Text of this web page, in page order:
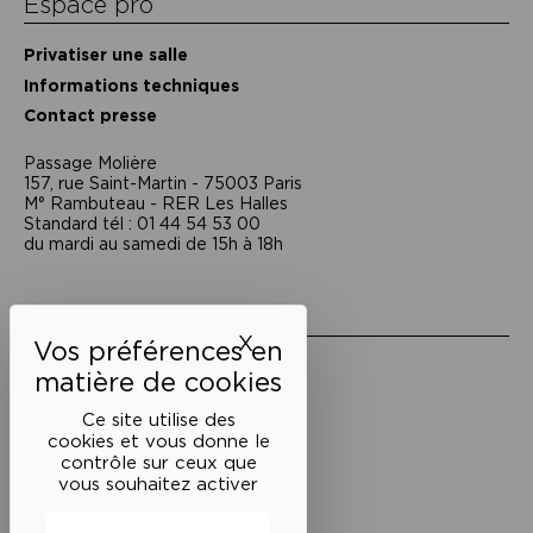
Ce site utilise des
cookies et vous donne le
contrôle sur ceux que
vous souhaitez activer
XMasquer le bandeau des
Privatiser une salle
Informations techniques
Contact presse
Passage Moliėre
157, rue Saint-Martin - 75003 Paris
M° Rambuteau - RER Les Halles
Standard tél : 01 44 54 53 00
du mardi au samedi de 15h à 18h
Mentions légales
Politique de confidentialité
Conditions générales de vente
Cookies